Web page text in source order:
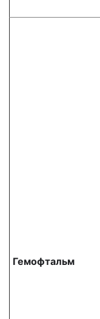
Гемофтальм